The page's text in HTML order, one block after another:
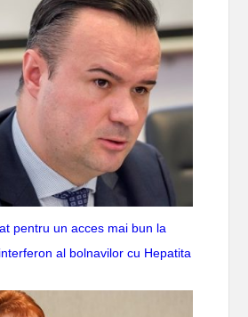
pentru un acces mai bun la
al bolnavilor cu Hepatita